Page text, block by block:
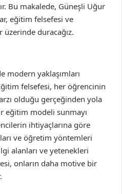
Bu makalede, Güneşli Uğur
eğitim felsefesi ve
üzerinde duracağız.
modern yaklaşımları
felsefesi, her öğrencinin
olduğu gerçeğinden yola
eğitim modeli sunmayı
ihtiyaçlarına göre
ve öğretim yöntemleri
alanları ve yetenekleri
onların daha motive bir